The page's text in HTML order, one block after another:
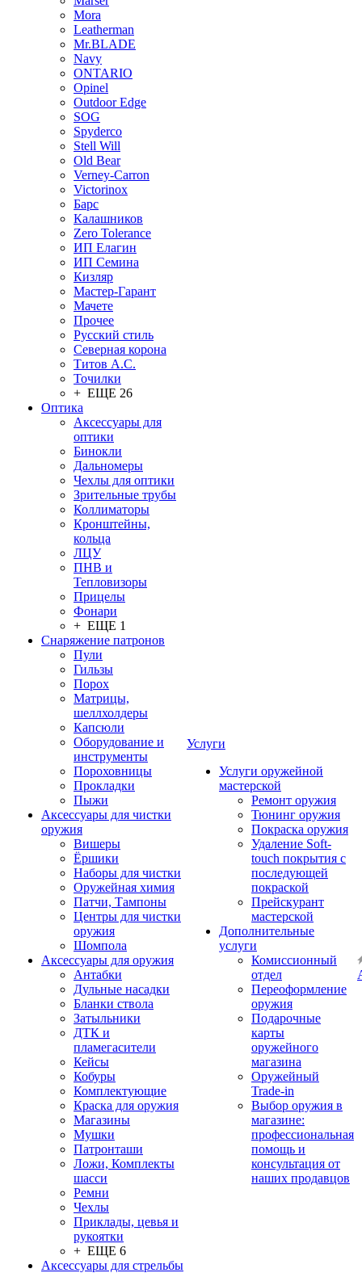
Mora
Leatherman
Mr.BLADE
Navy
ONTARIO
Opinel
Outdoor Edge
SOG
Spyderco
Stell Will
Old Bear
Verney-Carron
Victorinox
Барс
Калашников
Zero Tolerance
ИП Елагин
ИП Семина
Кизляр
Мастер-Гарант
Мачете
Прочее
Русский стиль
Северная корона
Титов А.С.
Точилки
+ ЕЩЕ 26
Оптика
Аксессуары для
оптики
Бинокли
Дальномеры
Чехлы для оптики
Зрительные трубы
Коллиматоры
Кронштейны,
кольца
ЛЦУ
ПНВ и
Тепловизоры
Прицелы
Фонари
+ ЕЩЕ 1
Снаряжение патронов
Пули
Гильзы
Порох
Матрицы,
шеллхолдеры
Капсюли
Оборудование и
инструменты
Пороховницы
Прокладки
Пыжи
Аксессуары для чистки
оружия
Вишеры
Ёршики
Наборы для чистки
Оружейная химия
Патчи, Тампоны
Центры для чистки
оружия
Шомпола
Аксессуары для оружия
Антабки
Дульные насадки
Бланки ствола
Затыльники
ДТК и
пламегасители
Кейсы
Кобуры
Комплектующие
Краска для оружия
Магазины
Мушки
Патронташи
Ложи, Комплекты
шасси
Ремни
Чехлы
Приклады, цевья и
рукоятки
+ ЕЩЕ 6
Аксессуары для стрельбы
Услуги
Услуги оружейной
мастерской
Ремонт оружия
Тюнинг оружия
Покраска оружия
Удаление Soft-
touch покрытия с
последующей
покраской
Прейскурант
мастерской
Дополнительные
услуги
Комиссионный
отдел
Переоформление
оружия
Подарочные
карты
оружейного
магазина
Оружейный
Trade-in
Выбор оружия в
магазине:
профессиональная
помощь и
консультация от
наших продавцов